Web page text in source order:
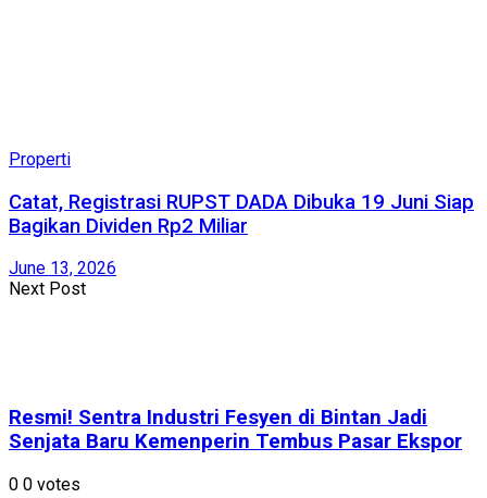
Properti
Catat, Registrasi RUPST DADA Dibuka 19 Juni Siap
Bagikan Dividen Rp2 Miliar
June 13, 2026
Next Post
Resmi! Sentra Industri Fesyen di Bintan Jadi
Senjata Baru Kemenperin Tembus Pasar Ekspor
0 0 votes